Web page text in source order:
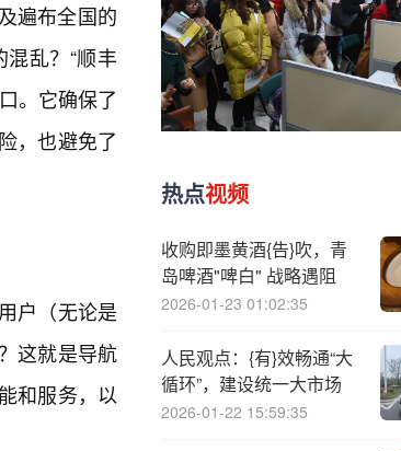
遍布全国的
乱？“顺丰
。它确保了
，也避免了
户（无论是
这就是导航
和服务，以
热点视频
收购即墨黄酒{告}吹，青
岛啤酒"啤白" 战略遇阻
2026-01-23 01:02:35
人民观点：{有}效畅通“大
循环”，建设统一大市场
2026-01-22 15:59:35